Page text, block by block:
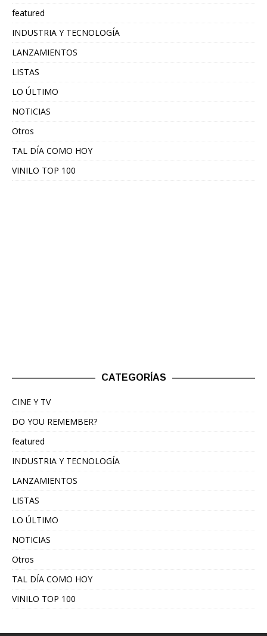
featured
INDUSTRIA Y TECNOLOGÍA
LANZAMIENTOS
LISTAS
LO ÚLTIMO
NOTICIAS
Otros
TAL DÍA COMO HOY
VINILO TOP 100
CATEGORÍAS
CINE Y TV
DO YOU REMEMBER?
featured
INDUSTRIA Y TECNOLOGÍA
LANZAMIENTOS
LISTAS
LO ÚLTIMO
NOTICIAS
Otros
TAL DÍA COMO HOY
VINILO TOP 100